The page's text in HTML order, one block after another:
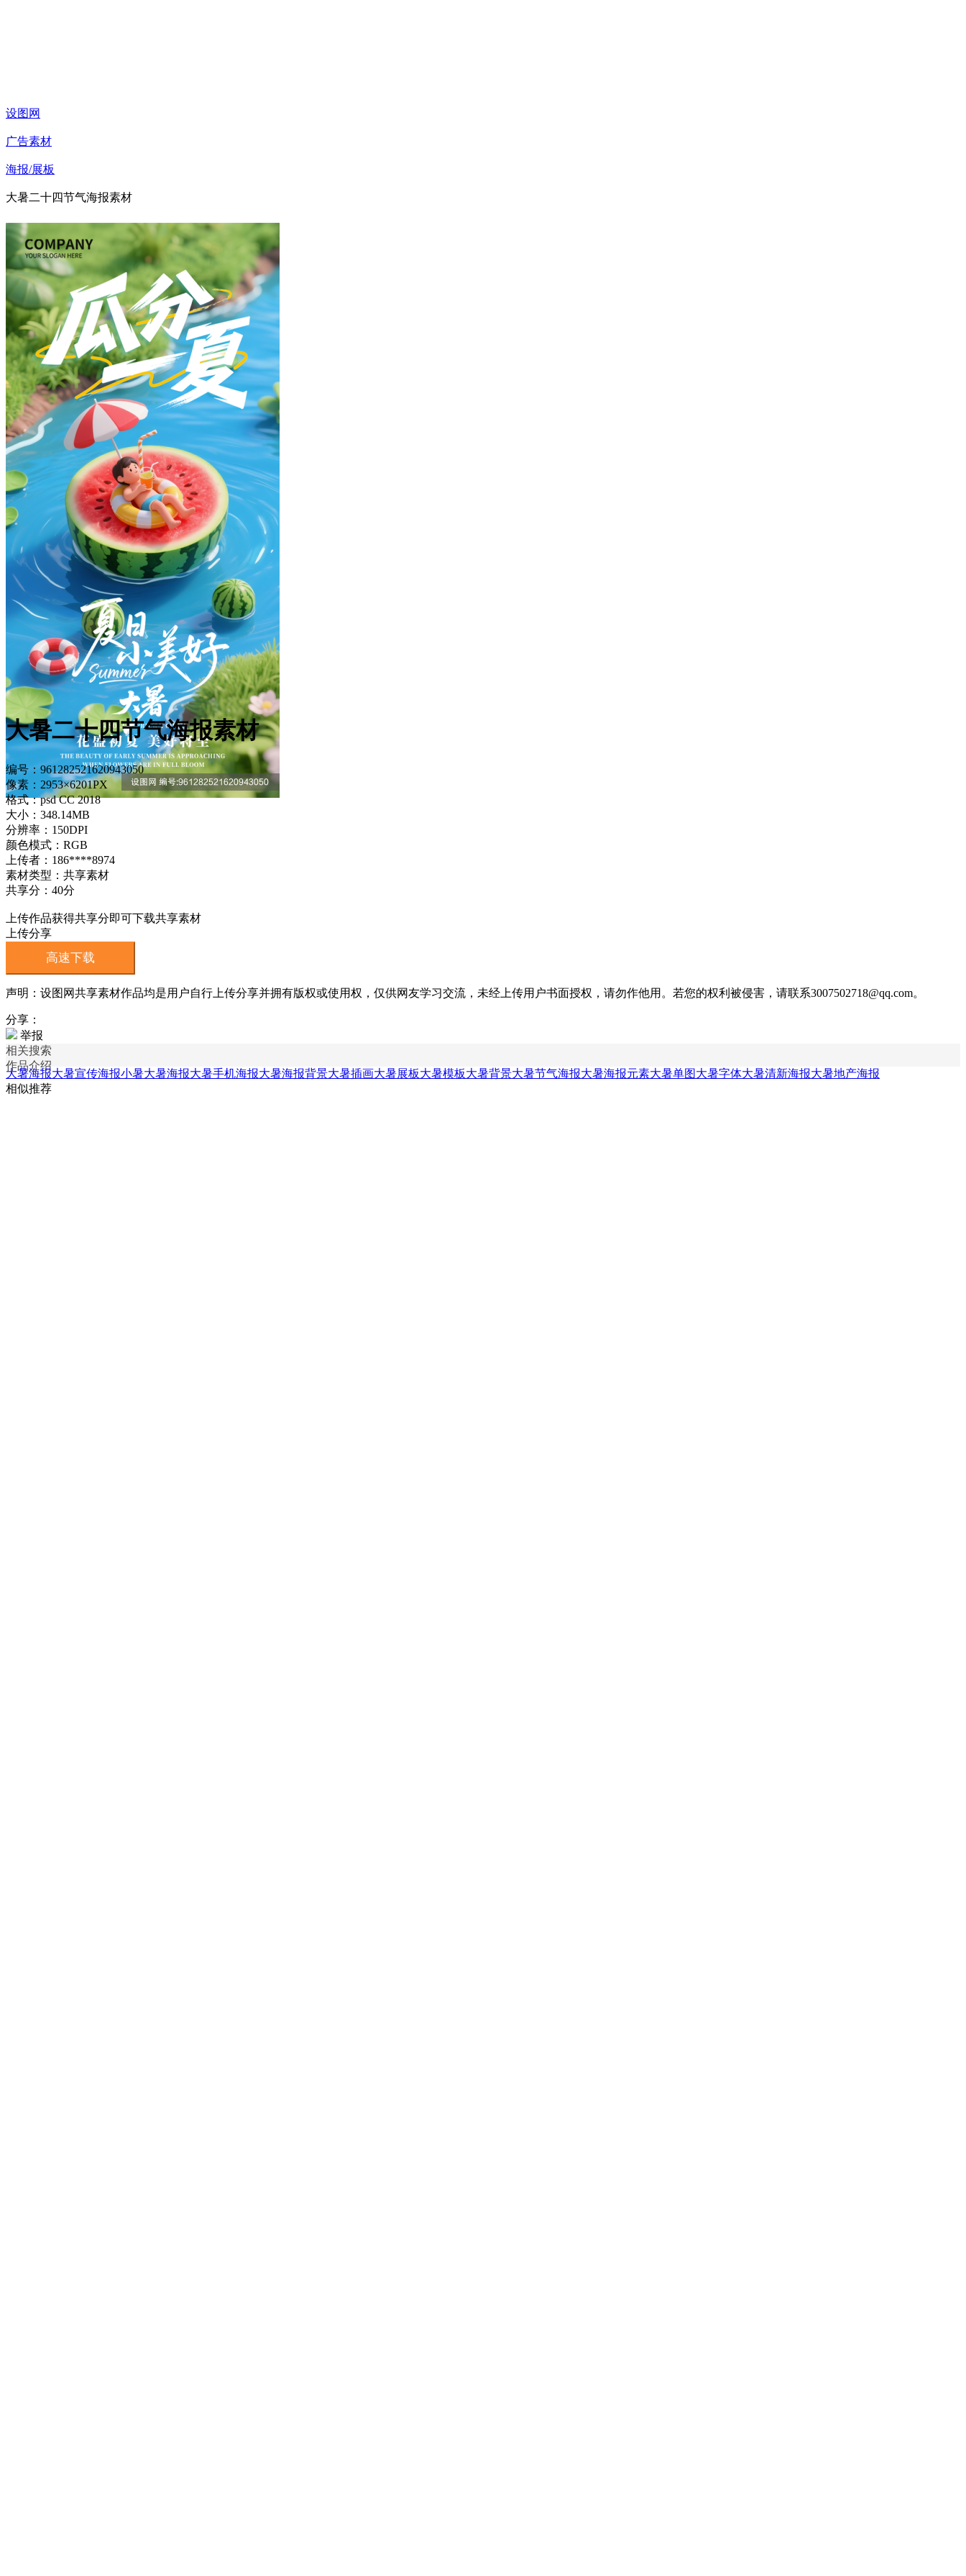
设图网
广告素材
海报/展板
大暑二十四节气海报素材
大暑二十四节气海报素材
编号：961282521620943050
像素：2953×6201PX
格式：psd CC 2018
大小：348.14MB
分辨率：150DPI
颜色模式：RGB
上传者：186****8974
素材类型：共享素材
共享分：40分
上传作品获得共享分即可下载共享素材
上传分享
高速下载
声明：设图网共享素材作品均是用户自行上传分享并拥有版权或使用权，仅供网友学习交流，未经上传用户书面授权，请勿作他用。若您的权利被侵害，请联系3007502718@qq.com。
分享：
举报
相关搜索
作品介绍
大暑海报大暑宣传海报小暑大暑海报大暑手机海报大暑海报背景大暑插画大暑展板大暑模板大暑背景大暑节气海报大暑海报元素大暑单图大暑字体大暑清新海报大暑地产海报
相似推荐